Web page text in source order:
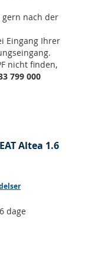
gern nach der
Eingang Ihrer
nicht finden,
799 000
Altea 1.6
dage